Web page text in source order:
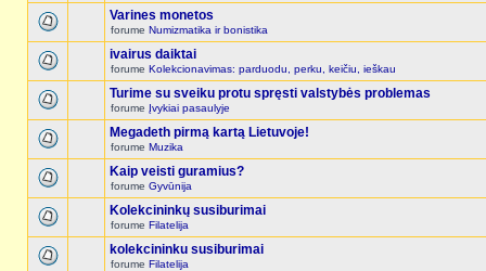
Varines monetos
forume Numizmatika ir bonistika
ivairus daiktai
forume Kolekcionavimas: parduodu, perku, keičiu, ieškau
Turime su sveiku protu spręsti valstybės problemas
forume Įvykiai pasaulyje
Megadeth pirmą kartą Lietuvoje!
forume Muzika
Kaip veisti guramius?
forume Gyvūnija
Kolekcininkų susiburimai
forume Filatelija
kolekcininku susiburimai
forume Filatelija